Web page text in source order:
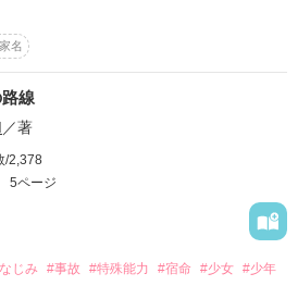
での間に
。
、
。
もいて。
て思う。
。
名
線
／著
/2,378
5ページ
じみ #事故 #特殊能力 #宿命 #少女 #少年